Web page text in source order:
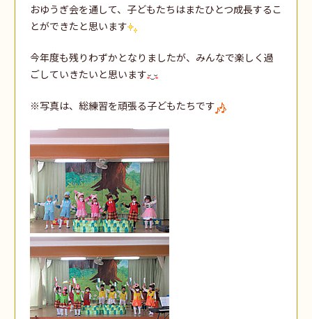
おゆうぎ会を通して、子どもたちはまたひとつ成長するこ
とができたと思います
今年度も残りわずかとなりましたが、みんなで楽しく過
ごしていきたいと思います
※写真は、総練習を頑張る子どもたちです